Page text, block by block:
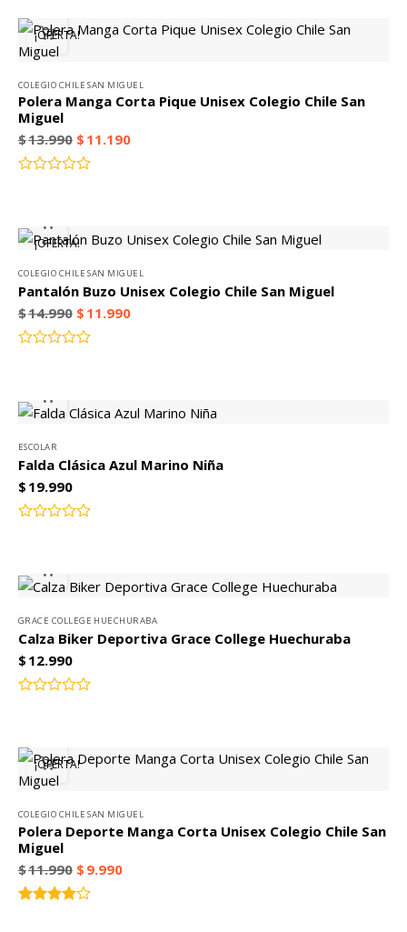
de
5
¡OFERTA!
COLEGIO CHILE SAN MIGUEL
Polera Manga Corta Pique Unisex Colegio Chile San
Miguel
de
5
$13.990 $ 11.190
¡OFERTA!
COLEGIO CHILE SAN MIGUEL
Pantalón Buzo Unisex Colegio Chile San Miguel
de
5
$14.990 $ 11.990
ESCOLAR
Falda Clásica Azul Marino Niña
de
5
$ 19.990
GRACE COLLEGE HUECHURABA
Calza Biker Deportiva Grace College Huechuraba
de
5
$ 12.990
¡OFERTA!
COLEGIO CHILE SAN MIGUEL
Polera Deporte Manga Corta Unisex Colegio Chile San
Miguel
$11.990 $ 9.990